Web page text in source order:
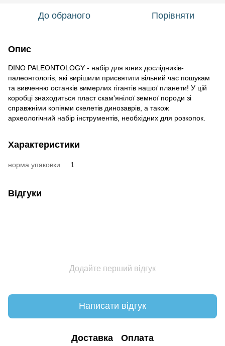
До обраного Порівняти
Опис
DINO PALEONTOLOGY - набір для юних дослідників-
палеонтологів, які вирішили присвятити вільний час пошукам
та вивченню останків вимерлих гігантів нашої планети! У цій
коробці знаходиться пласт скам'янілої земної породи зі
справжніми копіями скелетів динозаврів, а також
археологічний набір інструментів, необхідних для розкопок.
Характеристики
норма упаковки 1
Відгуки
Додайте перший відгук
Написати відгук
Доставка Оплата